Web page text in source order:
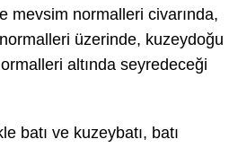
mevsim normalleri civarında,
üzerinde, kuzeydoğu
altında seyredeceği
batı ve kuzeybatı, batı